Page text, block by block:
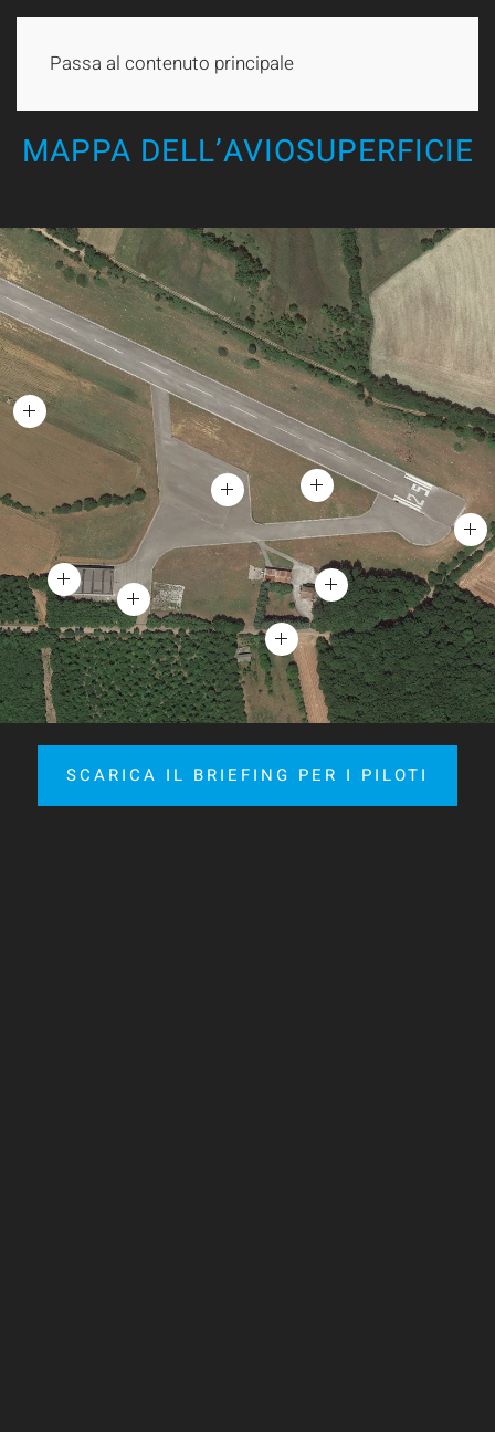
Passa al contenuto principale
MAPPA DELL’AVIOSUPERFICIE
SCARICA IL BRIEFING PER I PILOTI